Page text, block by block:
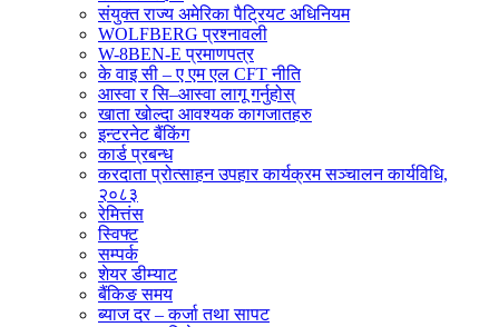
संयुक्त राज्य अमेरिका पैट्रियट अधिनियम
WOLFBERG प्रश्नावली
W-8BEN-E प्रमाणपत्र
के वाइ सी – ए एम एल CFT नीति
आस्वा र सि–आस्वा लागू गर्नुहोस्
खाता खोल्दा आवश्यक कागजातहरु
इन्टरनेट बैंकिंग
कार्ड प्रबन्ध
करदाता प्रोत्साहन उपहार कार्यक्रम सञ्चालन कार्यविधि,
२०८३
रेमित्तंस
स्विफ्ट
सम्पर्क
शेयर डीम्याट
बैंकिङ समय
ब्याज दर – कर्जा तथा सापट